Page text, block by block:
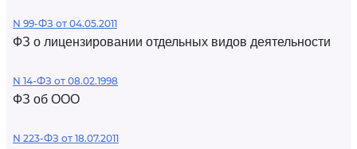
N 99-ФЗ от 04.05.2011
ФЗ о лицензировании отдельных видов деятельности
N 14-ФЗ от 08.02.1998
ФЗ об ООО
N 223-ФЗ от 18.07.2011